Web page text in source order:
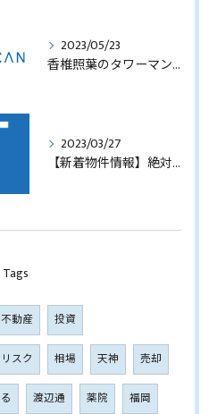
2023/05/23
香椎照葉のタワーマンション！高利回りオーナーチェンジ販売します！
2023/03/27
【新着物件情報】絶対に手に入れたい福岡市西中洲の収益テナントビル
Tags
不動産 投資
スク 相場 天神 売却
渡辺通 薬院 福岡